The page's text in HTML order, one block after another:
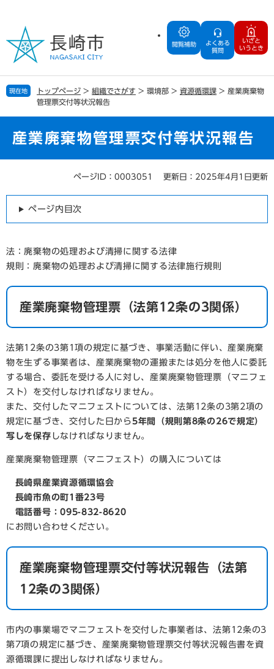
の
で
す
ー
ば
し
閲覧補助
よくある
質問
いざと
いうとき
現在地 トップページ > 組織でさがす > 環境部 > 資源循環課 > 産業廃棄物
管理票交付等状況報告
産業廃棄物管理票交付等状況報告
ページID：0003051 更新日：2025年4月1日更新
ページ内目次
法：廃棄物の処理および清掃に関する法律
規則：廃棄物の処理および清掃に関する法律施行規則
産業廃棄物管理票（法第12条の3関係）
法第12条の3第1項の規定に基づき、事業活動に伴い、産業廃棄
物を生ずる事業者は、産業廃棄物の運搬または処分を他人に委託
する場合、委託を受ける人に対し、産業廃棄物管理票（マニフェ
スト）を交付しなければなりません。
また、交付したマニフェストについては、法第12条の3第2項の
規定に基づき、交付した日から5年間（規則第8条の26で規定）
写しを保存 しなければなりません。
産業廃棄物管理票（マニフェスト）の購入については
長崎県産業資源循環協会
長崎市魚の町1番23号
電話番号：095-832-8620
にお問い合わせください。
産業廃棄物管理票交付等状況報告（法第
12条の3関係）
市内の事業場でマニフェストを交付した事業者は、法第12条の3
第7項の規定に基づき、産業廃棄物管理票交付等状況報告書を資
源循環課に提出しなければなりません。